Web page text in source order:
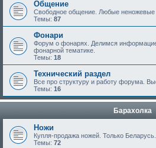
Общение
Свободное общение. Любые неножевые
Темы: 87
Фонари
Форум о фонарях. Делимся
фонарной тематике.
Темы: 18
Технический раздел
Все про структуру и работу форума.
Темы: 16
Барахолка
Ножи
Купля-продажа ножей. Только Беларусь.
Темы: 72